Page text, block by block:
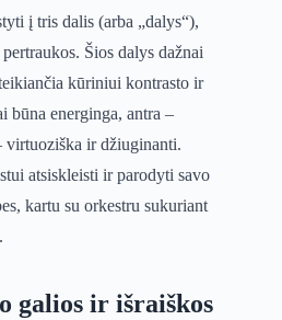
į tris dalis (arba „dalys“),
Šios dalys dažnai
kūriniui kontrasto ir
būna energinga, antra –
virtuoziška ir džiuginanti.
atsiskleisti ir parodyti savo
kartu su orkestru sukuriant
galios ir išraiškos